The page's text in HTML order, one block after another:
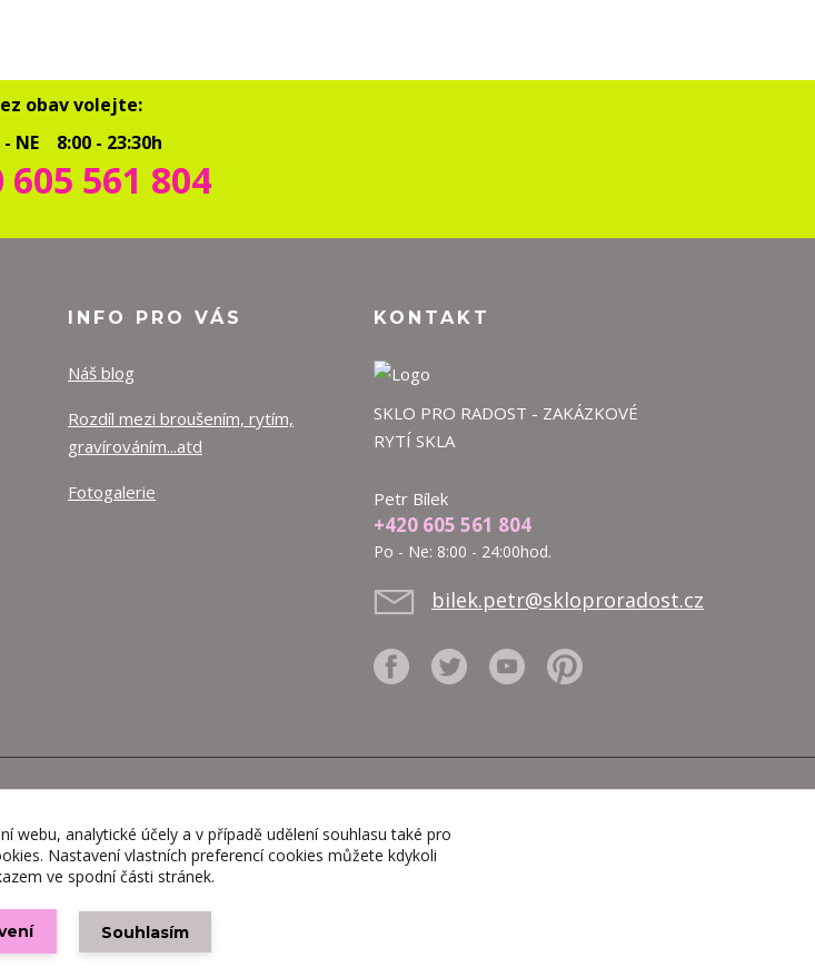
obav volejte:
- NE 8:00 - 23:30h
605 561 804
INFO PRO VÁS
Náš blog
Rozdíl mezi broušením, rytím,
gravírováním...atd
Fotogalerie
KONTAKT
SKLO PRO RADOST - ZAKÁZKOVÉ
RYTÍ SKLA
Petr Bílek
+420 605 561 804
Po - Ne: 8:00 - 24:00hod.
bilek.petr@skloproradost.cz
webu, analytické účely a v případě udělení souhlasu také pro
Nastavení vlastních preferencí cookies můžete kdykoli
ve spodní části stránek.
Souhlasím